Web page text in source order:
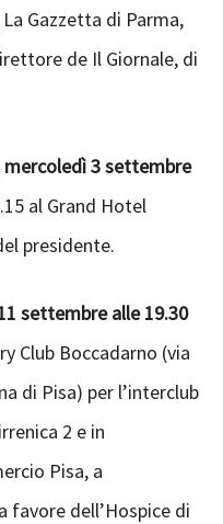
Gazzetta di Parma,
de Il Giornale, di
mercoledì 3 settembre
al Grand Hotel
presidente.
settembre alle 19.30
Club Boccadarno (via
di Pisa) per l’interclub
2 e in
Pisa, a
dell’Hospice di